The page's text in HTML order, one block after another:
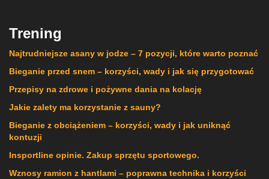
Trening
Najtrudniejsze asany w jodze – 7 pozycji, które warto poznać
Bieganie przed snem – korzyści, wady i jak się przygotować
Przepisy na zdrowe i pożywne dania na kolację
Jakie zalety ma korzystanie z sauny?
Bieganie z obciążeniem – korzyści, wady i jak uniknąć
kontuzji
Insportline opinie. Zakup sprzętu sportowego.
Wznosy ramion z hantlami – poprawna technika i korzyści